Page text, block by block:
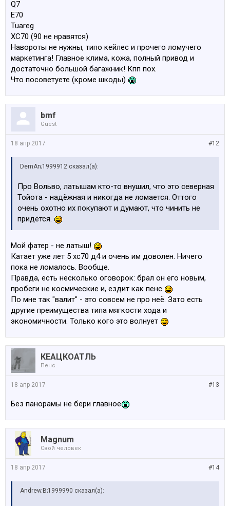
Q7
E70
Tuareg
XC70 (90 не нравятся)
Навороты не нужны, типо кейлес и прочего ломучего
маркетинга! Главное клима, кожа, полный привод и
достаточно большой багажник! Кпп пох.
Что посоветуете (кроме шкоды)
bmf
Guest
#12
18 апр 2017
DemAn;1999912 сказал(а):
Про Вольво, латышам кто-то внушил, что это северная
Тойота - надёжная и никогда не ломается. Оттого
очень охотно их покупают и думают, что чинить не
придётся.
Мой фатер - не латыш!
Катает уже лет 5 хс70 д4 и очень им доволен. Ничего
пока не ломалось. Вообще.
Правда, есть несколько оговорок: брал он его новым,
пробеги не космические и, ездит как пенс
По мне так "валит" - это совсем не про неё. Зато есть
другие преимущества типа мягкости хода и
экономичности. Только кого это волнует
КЕАЦКОАТЛЬ
Пенс
#13
18 апр 2017
Без панорамы не бери главное
Magnum
Свой человек
#14
18 апр 2017
Andrew.B;1999990 сказал(а):